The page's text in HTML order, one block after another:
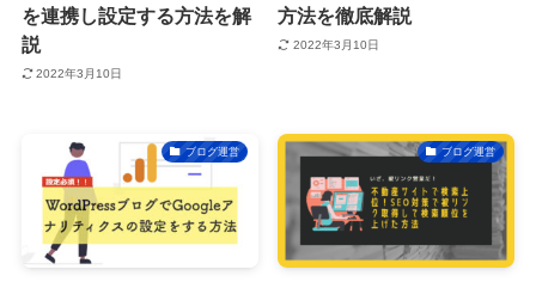
を連携し設定する方法を解
説
2022年3月10日
方法を徹底解説
2022年3月10日
ブログ運営 ブログ運営